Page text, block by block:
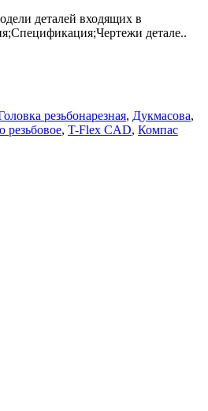
деталей входящих в
детале..
резьбонарезная, Дукмасова,
резьбовое, T-Flex CAD, Компас